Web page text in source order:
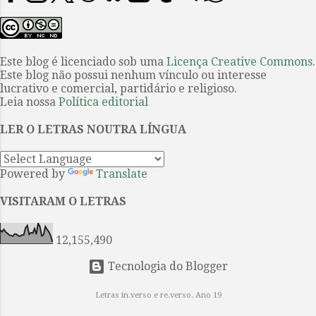
a ser produzido int...
em sua maioria, conhecem este
belo poema por meio da facilmente
encontrável tradução portuguesa
mais recentemente, tiveram acesso
à continuação da obra graças à
empreitada coletiva coordenada
por Guilherme Gontijo Flores, cujo
esforço resultou na publicação de
cul...
Este blog é licenciado sob uma Licença Creative Commons.
Este blog não possui nenhum vínculo ou interesse
lucrativo e comercial, partidário e religioso.
Leia nossa Política editorial
LER O LETRAS NOUTRA LÍNGUA
Powered by Translate
VISITARAM O LETRAS
12,155,490
Tecnologia do Blogger
Letras in.verso e re.verso. Ano 19